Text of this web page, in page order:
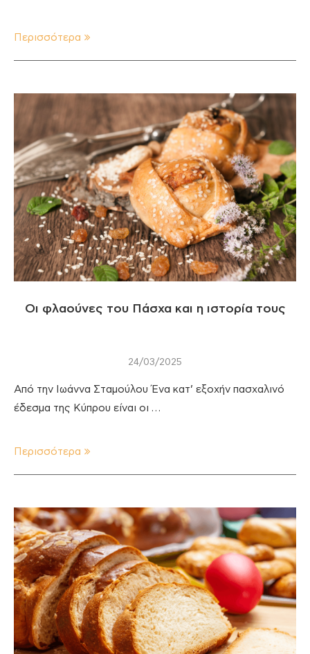
Περισσότερα
Οι φλαούνες του Πάσχα και η ιστορία τους
24/03/2025
Από την Ιωάννα Σταμούλου Ένα κατ’ εξοχήν πασχαλινό
έδεσμα της Κύπρου είναι οι …
Περισσότερα